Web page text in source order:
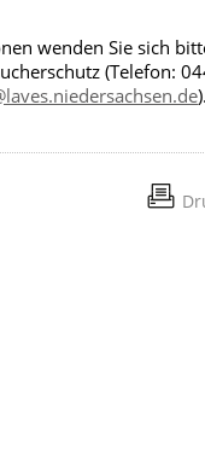
wenden Sie sich
(Telefon: